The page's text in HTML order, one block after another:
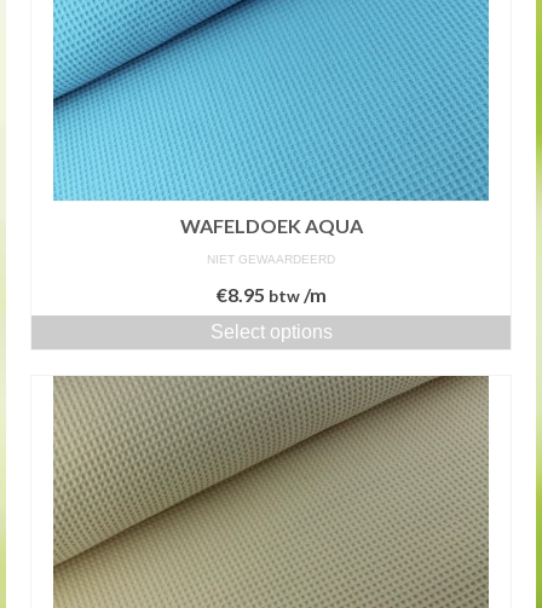
WAFELDOEK AQUA
NIET GEWAARDEERD
€8.95 btw/m
Select options